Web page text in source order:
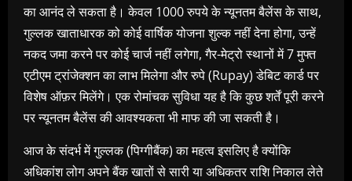
का आनंद ले सकता है। केवल 1000 रुपये के न्यूनतम बैलेंस के साथ,
गुल्लक खाताधारक को कोई वार्षिक योजना शुल्क नहीं देना होगा, उन्हें
नकद जमा करने पर कोई चार्ज नहीं लगेगा, गैर-मेट्रो स्थानों में 7 मुफ्त
एटीएम ट्रांजेक्शन का लाभ मिलेगा और रुपे (Rupay) डेबिट कार्ड पर
विशेष ऑफ़र मिलेंगे। एक रोमांचक सुविधा यह है कि कुछ शर्तें पूरी करने
पर न्यूनतम बैलेंस की आवश्यकता भी माफ की जा सकती है।
आज के संदर्भ में गुल्लक (पिग्गीबैंक) का महत्व इसलिए है क्योंकि
अधिकांश लोग अपने बैंक खातों से सारी या अधिकतर राशि निकाल लेते